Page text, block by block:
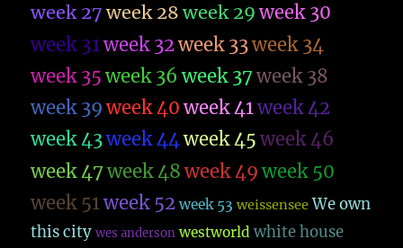
week 27 week 28 week 29 week 30
week 31week 32week 33week 34
week 35 week 36 week 37 week 38
week 39 week 40 week 41week 42
week 43week 44week 45 week 46
week 47 week 48 week 49 week 50
week 51week 52 week 53 weissensee We own
this city wes anderson westworld white house